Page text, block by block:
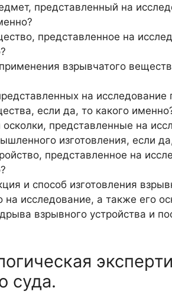
представленный на
представленное на
взрывчатого
на исследование
если да, то какого
представленные на
изготовления, если
представленное на
и способ изготовления
на исследование, а также его
взрывного устройства и
суда.